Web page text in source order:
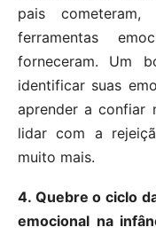
pais
ferramentas
forneceram. Um
identificar suas
aprender a confiar
lidar com a
muito mais.
4. Quebre o ciclo
emocional na